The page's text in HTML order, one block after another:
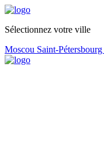
Sélectionnez votre ville
Moscou Saint-Pétersbourg